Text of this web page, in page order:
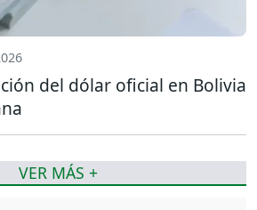
del dólar oficial en Bolivia
VER MÁS +